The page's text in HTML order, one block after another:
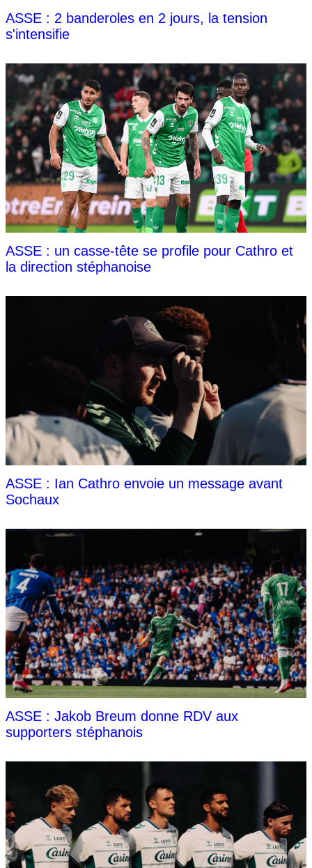
ASSE : 2 banderoles en 2 jours, la tension
s'intensifie
ASSE : un casse-tête se profile pour Cathro et
la direction stéphanoise
ASSE : Ian Cathro envoie un message avant
Sochaux
ASSE : Jakob Breum donne RDV aux
supporters stéphanois